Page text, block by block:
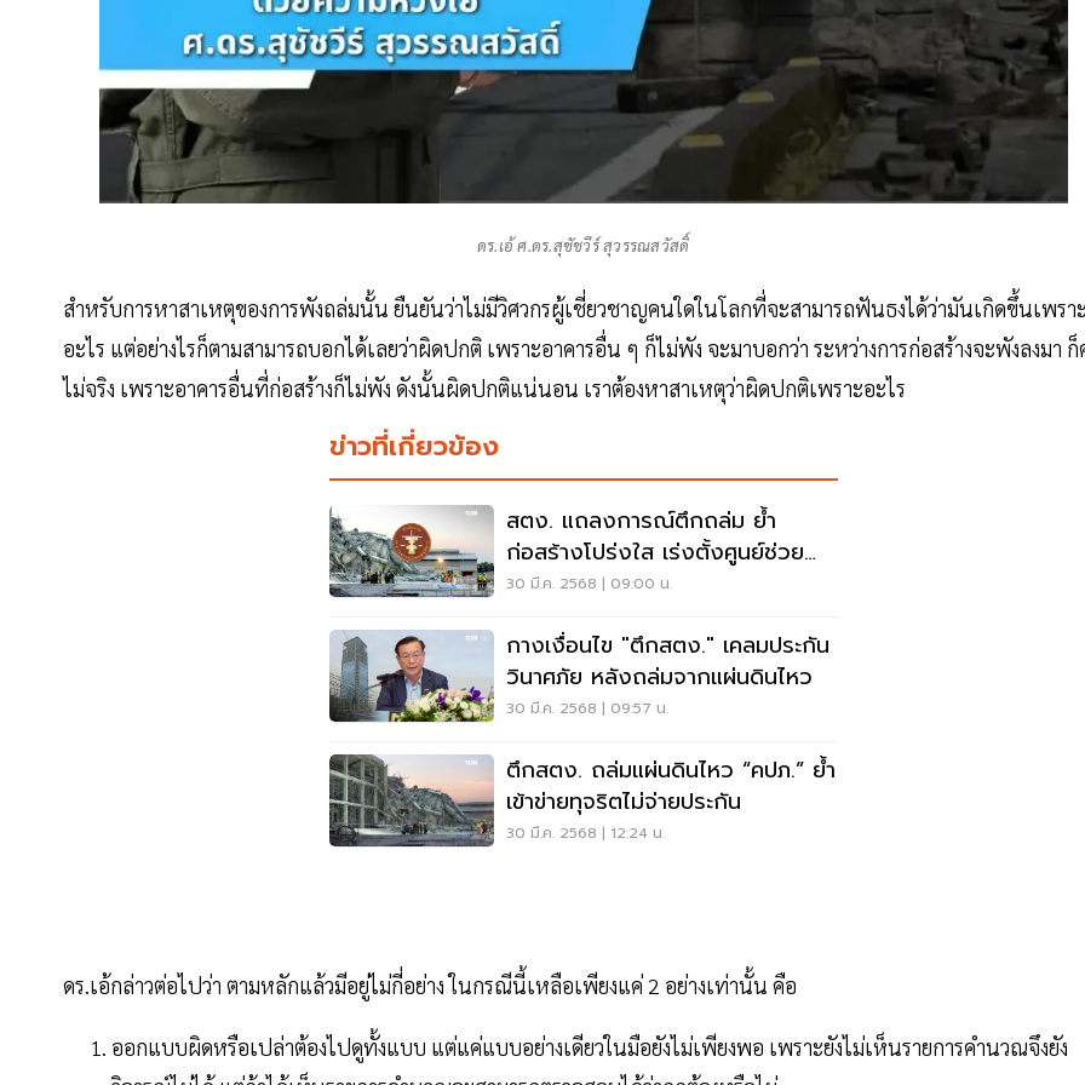
ดร.เอ้ ศ.ดร.สุชัชวีร์ สุวรรณสวัสดิ์
สำหรับการหาสาเหตุของการพังถล่มนั้น ยืนยันว่าไม่มีวิศวกรผู้เชี่ยวชาญคนใดในโลกที่จะสามารถฟันธงได้ว่ามันเกิดขึ้นเพรา
อะไร แต่อย่างไรก็ตามสามารถบอกได้เลยว่าผิดปกติ เพราะอาคารอื่น ๆ ก็ไม่พัง จะมาบอกว่า ระหว่างการก่อสร้างจะพังลงมา ก็
ไม่จริง เพราะอาคารอื่นที่ก่อสร้างก็ไม่พัง ดังนั้นผิดปกติแน่นอน เราต้องหาสาเหตุว่าผิดปกติเพราะอะไร
ข่าวที่เกี่ยวข้อง
สตง. แถลงการณ์ตึกถล่ม ย้ำ
ก่อสร้างโปร่งใส เร่งตั้งศูนย์ช่วย
เหลือ
30 มี.ค. 2568 | 09:00 น.
กางเงื่อนไข "ตึกสตง." เคลมประกัน
วินาศภัย หลังถล่มจากแผ่นดินไหว
30 มี.ค. 2568 | 09:57 น.
ตึกสตง. ถล่มแผ่นดินไหว “คปภ.” ย้ำ
เข้าข่ายทุจริตไม่จ่ายประกัน
30 มี.ค. 2568 | 12:24 น.
ดร.เอ้กล่าวต่อไปว่า ตามหลักแล้วมีอยู่ไม่กี่อย่าง ในกรณีนี้เหลือเพียงแค่ 2 อย่างเท่านั้น คือ
ออกแบบผิดหรือเปล่าต้องไปดูทั้งแบบ แต่แค่แบบอย่างเดียวในมือยังไม่เพียงพอ เพราะยังไม่เห็นรายการคำนวณจึงยัง